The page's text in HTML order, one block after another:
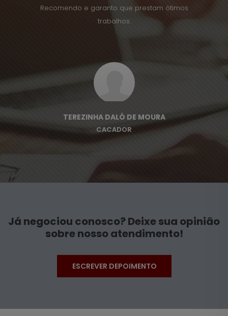
Recomendo e garanto que prestam ótimos
trabalhos.
TEREZINHA DALÓ DE MOURA
CACADOR
Já negociou conosco? Deixe sua opinião
sobre nosso atendimento!
ESCREVER DEPOIMENTO